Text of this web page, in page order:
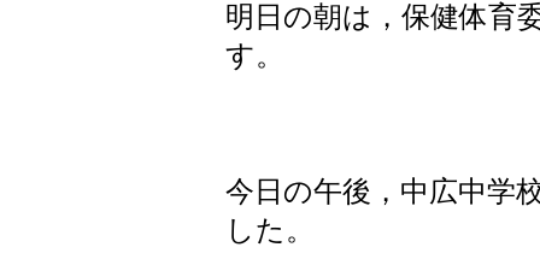
明日の朝は，保健体育
す。
今日の午後，中広中学
した。